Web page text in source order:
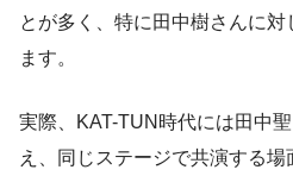
とが多く、特に田中樹さんに
ます。
実際、KAT-TUN時代には田中
え、同じステージで共演する場